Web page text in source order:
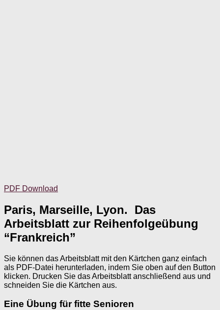
PDF Download
Paris, Marseille, Lyon. Das
Arbeitsblatt zur Reihenfolgeübung
“Frankreich”
Sie können das Arbeitsblatt mit den Kärtchen ganz einfach
als PDF-Datei herunterladen, indem Sie oben auf den Button
klicken. Drucken Sie das Arbeitsblatt anschließend aus und
schneiden Sie die Kärtchen aus.
Eine Übung für fitte Senioren